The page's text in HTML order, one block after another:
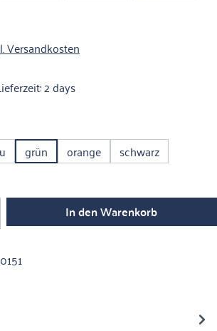
Versandkosten
2 days
grün orange
schwarz
den gewünschten Wert
In den Warenkorb